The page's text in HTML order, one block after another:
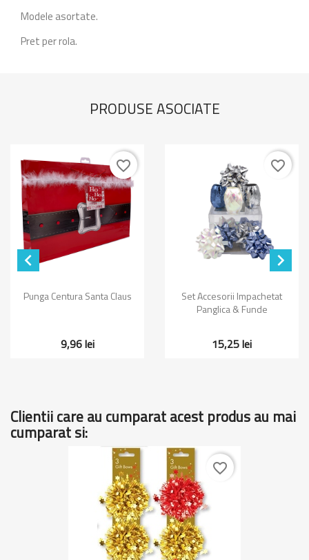
Modele asortate.
Pret per rola.
PRODUSE ASOCIATE

Punga Centura Santa Claus
9,96 lei
favorite_border
Set Accesorii Impachetat
Panglica & Funde
15,25 lei
favorite_border

Clientii care au cumparat acest produs au mai
cumparat si:
favorite_border